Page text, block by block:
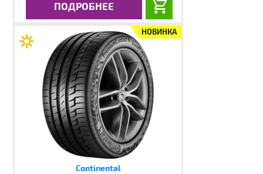
ПОДРОБНЕЕ
НОВИНКА
Continental